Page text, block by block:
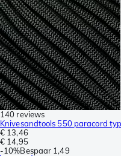
140 reviews
Knivesandtools 550 paracord
€ 13,46
€ 14,95
-10%Bespaar 1,49